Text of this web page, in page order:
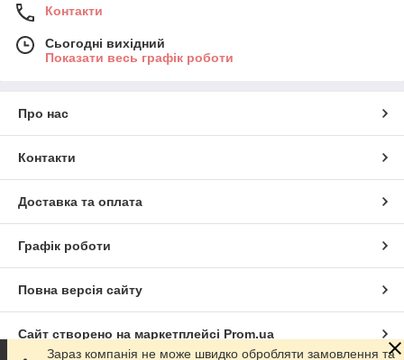
Контакти
Сьогодні вихідний
Показати весь графік роботи
Про нас
Контакти
Доставка та оплата
Графік роботи
Повна версія сайту
Сайт створено на маркетплейсі Prom.ua
Зараз компанія не може швидко обробляти замовлення та